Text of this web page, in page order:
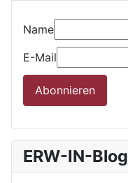
Name
E-Mail
Abonnieren
ERW-IN-Blog